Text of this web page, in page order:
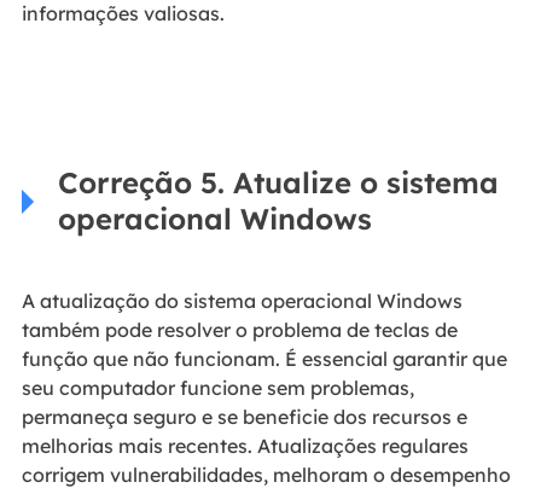
informações valiosas.
Correção 5. Atualize o sistema
operacional Windows
A atualização do sistema operacional Windows
também pode resolver o problema de teclas de
função que não funcionam. É essencial garantir que
seu computador funcione sem problemas,
permaneça seguro e se beneficie dos recursos e
melhorias mais recentes. Atualizações regulares
corrigem vulnerabilidades, melhoram o desempenho